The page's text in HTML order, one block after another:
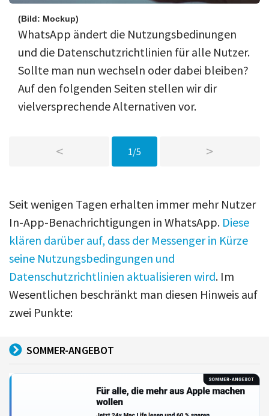
(Bild: Mockup)
WhatsApp ändert die Nutzungsbedinungen
und die Datenschutzrichtlinien für alle Nutzer.
Sollte man nun wechseln oder dabei bleiben?
Auf den folgenden Seiten stellen wir dir
vielversprechende Alternativen vor.
< 1/5 >
Seit wenigen Tagen erhalten immer mehr Nutzer
In-App-Benachrichtigungen in WhatsApp. Diese
klären darüber auf, dass der Messenger in Kürze
seine Nutzungsbedingungen und
Datenschutzrichtlinien aktualisieren wird. Im
Wesentlichen beschränkt man diesen Hinweis auf
zwei Punkte:
SOMMER-ANGEBOT